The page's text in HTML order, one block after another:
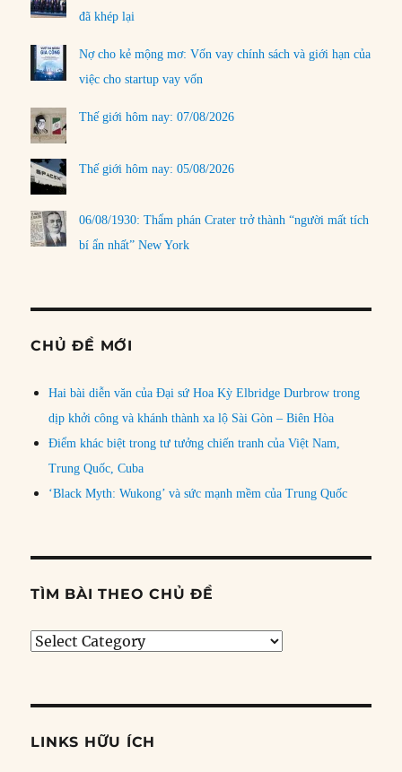
đã khép lại
Nợ cho kẻ mộng mơ: Vốn vay chính sách và giới hạn của
việc cho startup vay vốn
Thế giới hôm nay: 07/08/2026
Thế giới hôm nay: 05/08/2026
06/08/1930: Thẩm phán Crater trở thành “người mất tích
bí ẩn nhất” New York
CHỦ ĐỀ MỚI
Hai bài diễn văn của Đại sứ Hoa Kỳ Elbridge Durbrow trong
dịp khởi công và khánh thành xa lộ Sài Gòn – Biên Hòa
Điểm khác biệt trong tư tưởng chiến tranh của Việt Nam,
Trung Quốc, Cuba
‘Black Myth: Wukong’ và sức mạnh mềm của Trung Quốc
TÌM BÀI THEO CHỦ ĐỀ
Tìm
đề
LINKS HỮU ÍCH